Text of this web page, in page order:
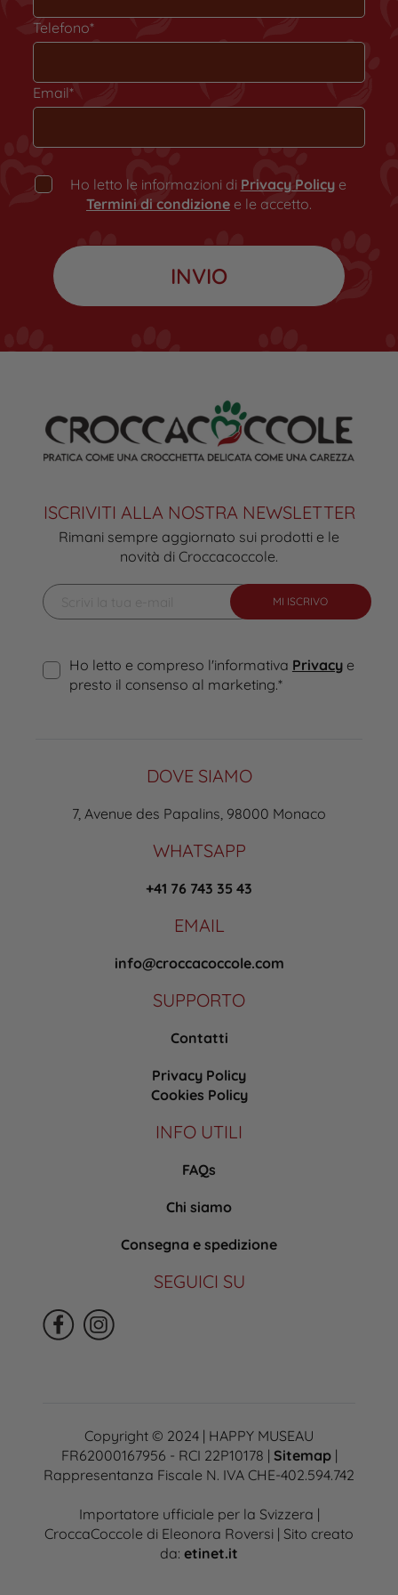
Telefono*
Email*
Ho letto le informazioni di Privacy Policye
Termini di condizione e le accetto.
ISCRIVITI ALLA NOSTRA NEWSLETTER
Rimani sempre aggiornato sui prodotti e le
novità di Croccacoccole.
MI ISCRIVO
Ho letto e compreso l'informativa Privacye
presto il consenso al marketing.*
DOVE SIAMO
7, Avenue des Papalins, 98000 Monaco
WHATSAPP
+41 76 743 35 43
EMAIL
info@croccacoccole.com
SUPPORTO
Contatti
Privacy Policy
Cookies Policy
INFO UTILI
FAQs
Chi siamo
Consegna e spedizione
SEGUICI SU
Copyright © 2024 | HAPPY MUSEAU
FR62000167956 - RCI 22P10178 | Sitemap|
Rappresentanza Fiscale N. IVA CHE-402.594.742
Importatore ufficiale per la Svizzera |
CroccaCoccole di Eleonora Roversi | Sito creato
da: etinet.it